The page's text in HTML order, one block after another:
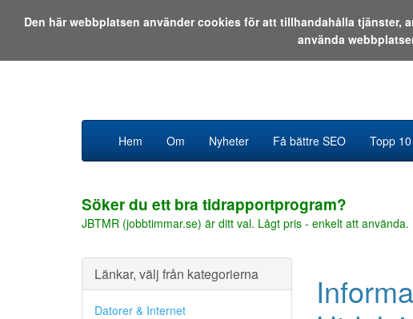
Hem Om Nyheter Få bättre SEO Topp 10
Söker du ett bra tidrapportprogram?
JBTMR (jobbtimmar.se) är ditt val. Lågt pris - enkelt att använda.
Länkar, välj från kategorierna
Datorer & Internet
Den här webbplatsen använder cookies för att tillhandahålla tjänster,
använda